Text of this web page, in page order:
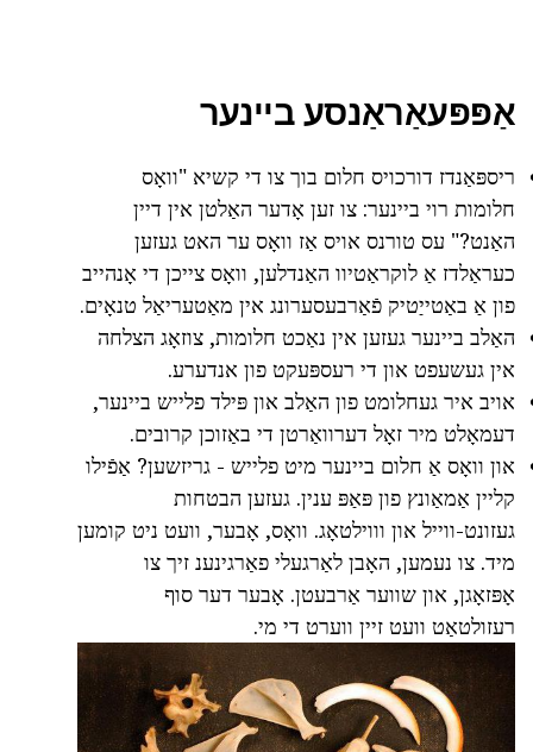
אַפּפּעאַראַנסע ביינער
ריספּאַנדז דורכויס חלום בוך צו די קשיא "וואָס
חלומות רוי ביינער: צו זען אָדער האַלטן אין דיין
האַנט?" עס טורנס אויס אַז וואָס ער האט געזען
כעראַלדז אַ לוקראַטיוו האַנדלען, וואָס צייכן די אָנהייב
פון אַ באַטייַטיק פֿאַרבעסערונג אין מאַטעריאַל טנאָים.
האַלב ביינער געזען אין נאַכט חלומות, צוזאָג הצלחה
אין געשעפט און די רעספּעקט פון אנדערע.
אויב איר געחלומט פון האַלב און פּילד פלייש ביינער,
דעמאָלט מיר זאָל דערוואַרטן די באַזוכן קרובים.
און וואָס אַ חלום ביינער מיט פלייש - גריזשען? אַפֿילו
קליין אַמאַונץ פון פּאַפּ ענין. געזען הבטחות
געזונט-ווייל און וווילטאָג. וואָס, אָבער, וועט ניט קומען
מיד. צו נעמען, האָבן לאַרגעלי פאַרגינענ זיך צו
אָפּזאָגן, און שווער אַרבעטן. אָבער דער סוף
רעזולטאַט וועט זיין ווערט די מי.